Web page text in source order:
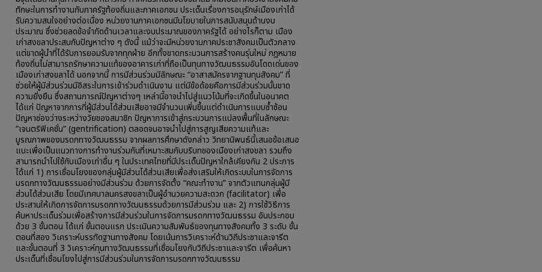
ทักษะในการทำงานกับภาครัฐท้องถิ่นและภาคเอกชน ประเด็นเรื่องการอนุรักษ์เมืองเก่าได้
รับความสนใจอย่างต่อเนื่อง หน่วยงานภาคเอกชนมีนโยบายในการสนับสนุนด้านงบ
ประมาณ ซึ่งช่วยลดข้อจำกัดด้านเวลาและงบประมาณของภาครัฐได้ อย่างไรก็ตาม เมือง
เก่าสงขลาประสบกับปัญหาต่าง ๆ ดังนี้ แม้ว่าจะมีหน่วยงานภาคประชาสังคมเป็นตัวกลาง
แต่ขาดผู้นำที่ได้รับการยอมรับจากทุกฝ่าย อีกทั้งขาดกระบวนการสร้างคนรุ่นใหม่ กฎหมาย
ท้องถิ่นไม่สามารถรักษาความแท้ของอาคารเก่าที่ถือเป็นทุนทางวัฒนธรรมอันโดดเด่นของ
เมืองเก่าสงขลาได้ นอกจากนี้ การมีส่วนร่วมมีลักษณะ “อาสาสมัครจากฐานทุนสังคม” ที่
ช่วยให้ผู้มีส่วนร่วมมีอิสระในการเข้าร่วมดำเนินงาน แต่มีข้อด้อยคือการมีส่วนร่วมนั้นขาด
ความยั่งยืน ซึ่งสถานการณ์ปัญหาต่างๆ เหล่านี้อาจนำไปสู่แนวโน้มที่จะเกิดขึ้นในอนาคต
ได้แก่ ปัญหาจากการที่ผู้มีส่วนได้ส่วนเสียอาจมีจำนวนเพิ่มขึ้นแต่ดำเนินการแบบซ้ำซ้อน
ปัญหาช่องว่างระหว่างวัยของสมาชิก ปัญหาการเข้าสู่กระบวนการแปลงพื้นที่ในลักษณะ
“เจนตริฟิเคชั่น” (gentrification) ตลอดจนอาจนำไปสู่การสูญเสียความแท้และ
บูรณภาพของมรดกทางวัฒนธรรม จากผลการศึกษาดังกล่าว วิทยานิพนธ์นี้เสนอข้อเสนอ
แนะเพื่อเป็นแนวทางการทำงานร่วมกันที่เหมาะสมกับบริบทของเมืองเก่าสงขลา รวมถึง
สามารถนำไปใช้กับเมืองเก่าอื่น ๆ ในประเทศไทยที่มีประเด็นปัญหาใกล้เคียงกัน 2 ประการ
ได้แก่ 1) การเชื่อมโยงของกลุ่มผู้มีส่วนได้ส่วนเสียเพื่อส่งเสริมให้เกิดระบบในการจัดการ
มรดกทางวัฒนธรรมอย่างมีส่วนร่วม ด้วยการจัดตั้ง “คณะทำงาน” จากตัวแทนกลุ่มผู้มี
ส่วนได้ส่วนเสีย โดยมีเทศบาลนครสงขลาเป็นผู้อำนวยความสะดวก (facilitator) เพื่อ
ประสานให้เกิดการจัดการมรดกทางวัฒนธรรมด้วยการมีส่วนร่วม และ 2) การใช้วิธีการ
ค้นหาประเด็นร่วมเพื่อสร้างการมีส่วนร่วมในการจัดการมรดกทางวัฒนธรรม อันประกอบ
ด้วย 3 ขั้นตอน ได้แก่ ขั้นตอนแรก ประเมินความสัมพันธ์ของทุนทางสังคมทั้ง 3 ระดับ ขั้น
ตอนที่สอง วิเคราะห์บรรทัดฐานทางสังคม โดยเน้นการวิเคราะห์ด้านวิถีประชาและจารีต
และขั้นตอนที่ 3 วิเคราะห์ทุนทางวัฒนธรรมที่เชื่อมโยงกับวิถีประชาและจารีต เพื่อค้นหา
ประเด็นที่เชื่อมโยงไปสู่การมีส่วนร่วมในการจัดการมรดกทางวัฒนธรรม